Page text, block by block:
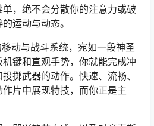
，绝不会分散你的注意力或破
运动与动态。
动与战斗系统，宛如一段神圣
键和直观手势，你就能完成冲
掷武器的动作。快速、流畅、
片中展现特技，而你正是主